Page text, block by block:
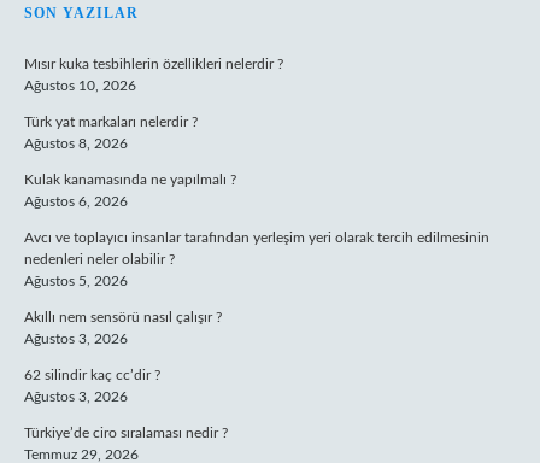
SIDEBAR
SON YAZILAR
Mısır kuka tesbihlerin özellikleri nelerdir ?
Ağustos 10, 2026
Türk yat markaları nelerdir ?
Ağustos 8, 2026
Kulak kanamasında ne yapılmalı ?
Ağustos 6, 2026
Avcı ve toplayıcı insanlar tarafından yerleşim yeri olarak tercih edilmesinin
nedenleri neler olabilir ?
Ağustos 5, 2026
Akıllı nem sensörü nasıl çalışır ?
Ağustos 3, 2026
62 silindir kaç cc’dir ?
Ağustos 3, 2026
Türkiye’de ciro sıralaması nedir ?
Temmuz 29, 2026